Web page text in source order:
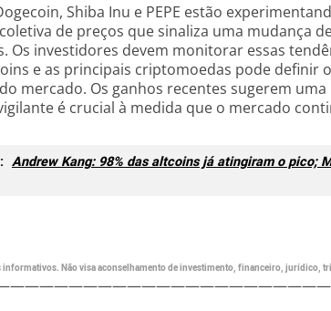
Shiba Inu e PEPE estão
de preços que sinaliza uma mudança
Os investidores devem monitorar essas
e as principais criptomoedas pode definir
mercado. Os ganhos recentes sugerem
é crucial à medida que o mercado
Andrew Kang: 98% das altcoins já atingiram o pico;
informativos. Não visa aconselhamento de investimento, financeiro, jurídico,